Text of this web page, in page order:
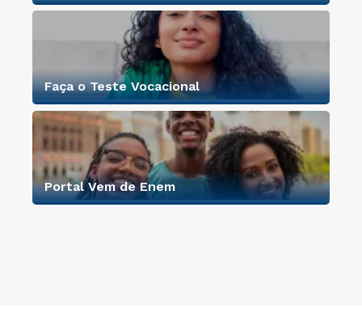
Faça o Teste Vocacional
Portal Vem de Enem